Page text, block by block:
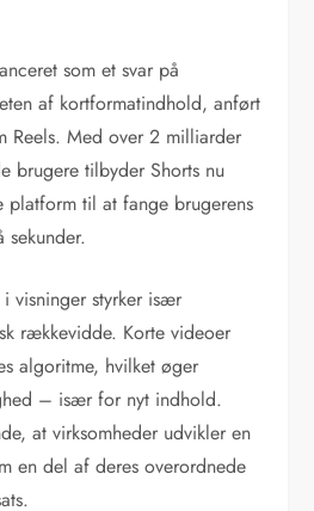
som et svar på
af kortformatindhold, anført
Reels. Med over 2 milliarder
brugere tilbyder Shorts nu
platform til at fange brugerens
visninger styrker især
rækkevidde. Korte videoer
algoritme, hvilket øger
– især for nyt indhold.
at virksomheder udvikler en
en del af deres overordnede